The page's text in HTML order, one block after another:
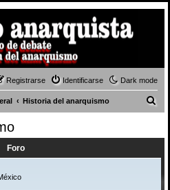
Dark mode
Identificarse
Registrarse
Historia del anarquismo
Foro